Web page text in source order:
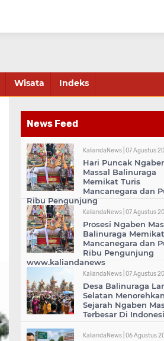
Wisata Indeks
News Feed
KaliandaNews | 07 Agustus
Hari Puncak
Massal Balinuraga
Memikat Turis
Mancanegara dan
Ribu Pengunjung
KaliandaNews | 07 Agustus
Prosesi Ngaben
Balinuraga
Mancanegara dan
Ribu Pengunjung
www.kaliandanews
KaliandaNews | 07 Agustus
Desa Balinuraga
Selatan Menorehkan
Sejarah Ngaben
Terbesar Di
KaliandaNews | 06 Agustus